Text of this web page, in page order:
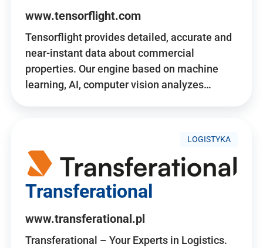
www.tensorflight.com
Tensorflight provides detailed, accurate and
near-instant data about commercial
properties. Our engine based on machine
learning, AI, computer vision analyzes…
LOGISTYKA
Transferational
www.transferational.pl
Transferational – Your Experts in Logistics.